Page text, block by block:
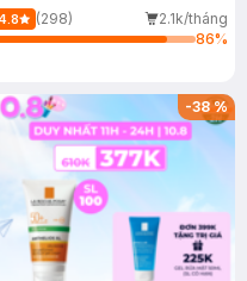
(298)
2.1k/tháng
86%
-38%